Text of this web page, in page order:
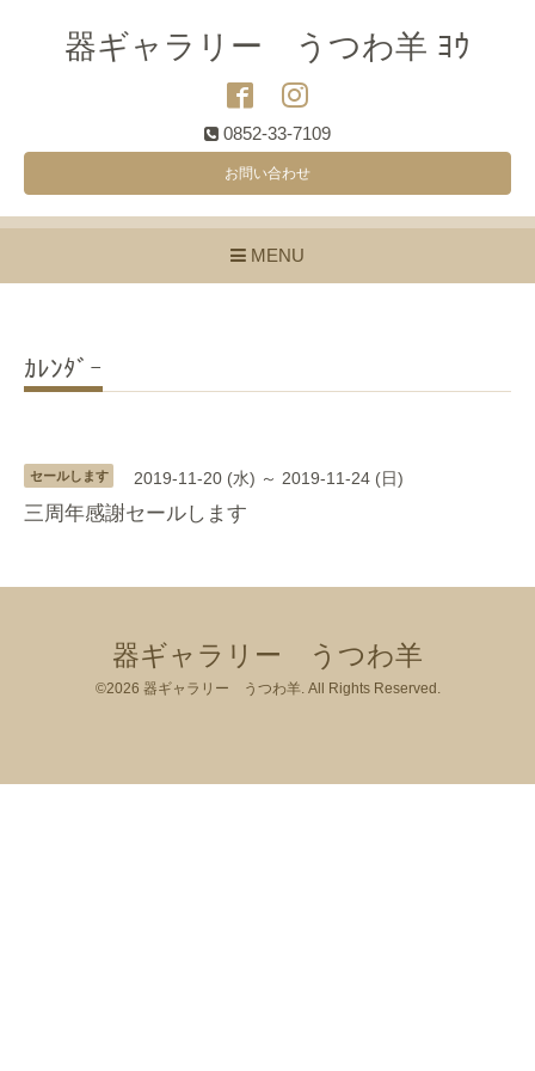
器ギャラリー うつわ羊 ﾖｳ
0852-33-7109
お問い合わせ
MENU
ｶﾚﾝﾀﾞｰ
セールします 2019-11-20 (水) ～ 2019-11-24 (日)
三周年感謝セールします
器ギャラリー うつわ羊
©2026 器ギャラリー うつわ羊. All Rights Reserved.